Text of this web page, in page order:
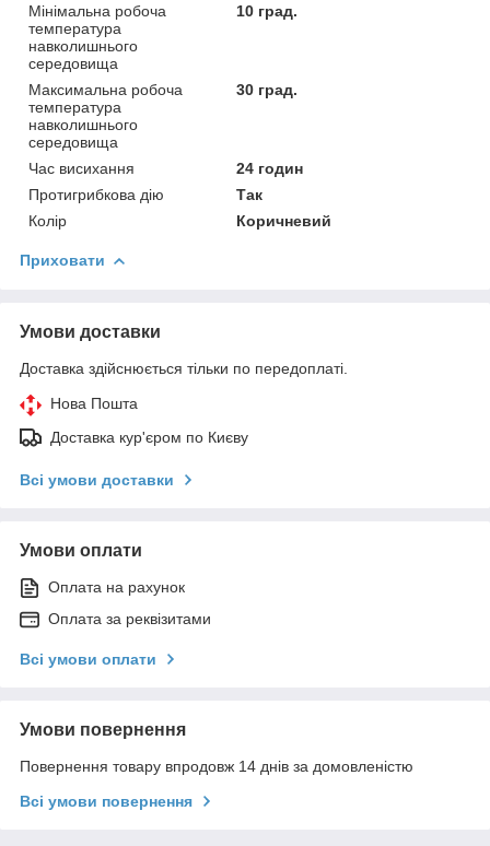
Мінімальна робоча
температура
навколишнього
середовища
10 град.
Максимальна робоча
температура
навколишнього
середовища
30 град.
Час висихання
24 годин
Протигрибкова дію
Так
Колір
Коричневий
Приховати
Умови доставки
Доставка здійснюється тільки по передоплаті.
Нова Пошта
Доставка кур'єром по Києву
Всі умови доставки
Умови оплати
Оплата на рахунок
Оплата за реквізитами
Всі умови оплати
Умови повернення
Повернення товару впродовж 14 днів за домовленістю
Всі умови повернення